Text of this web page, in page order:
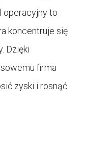
operacyjny to
koncentruje się
Dzięki
firma
zyski i rosnąć